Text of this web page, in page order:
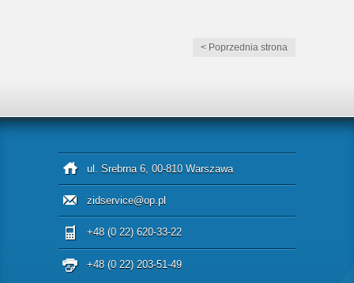
< Poprzednia strona
ul. Srebrna 6, 00-810 Warszawa
zidservice@op.pl
+48 (0 22) 620-33-22
+48 (0 22) 203-51-49